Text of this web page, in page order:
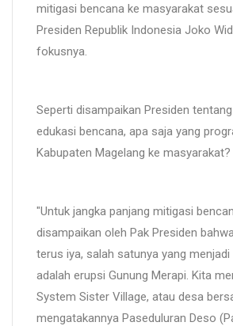
mitigasi bencana ke masyarakat
Presiden Republik Indonesia Joko
fokusnya.
Seperti disampaikan Presiden
edukasi bencana, apa saja yang
Kabupaten Magelang ke masyarakat?
"Untuk jangka panjang mitigasi
disampaikan oleh Pak Presiden
terus iya, salah satunya yang
adalah erupsi Gunung Merapi. Kita
System Sister Village, atau desa
mengatakannya Paseduluran Deso